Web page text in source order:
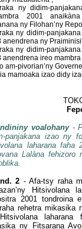
ny didim-
2001
ny Filohan’ny
ny didim-
anendrena ny
ny didim-
anendrena ireo
am-pivorian’ny
mamoaka izao didy
voalohany-
panjakana izao ny
laharana faha
Lalàna fehizoro
2 - Afa-tsy raha
Hitsivolana
2001 tondroina
rehetra mikasika
laharana
ny Fitsarana